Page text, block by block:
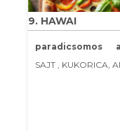
9. HAWAI
paradicsomos
SAJT , KUKORICA,